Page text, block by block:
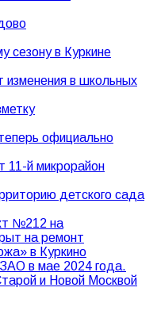
сезону в Куркине
изменения в школьных
официально
11-й микрорайон
детского сада
№212 на
на ремонт
в Куркино
в мае 2024 года.
и Новой Москвой